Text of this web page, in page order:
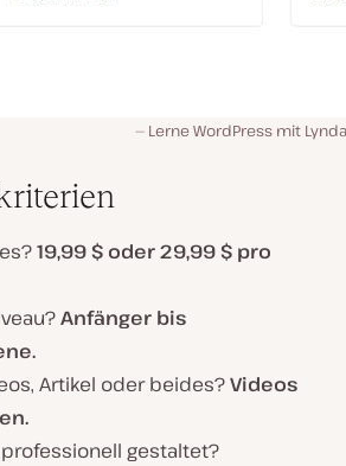
Lerne WordPress mit
19,99 $ oder 29,99 $ pro
Anfänger bis
Artikel oder beides?Videos
gestaltet?